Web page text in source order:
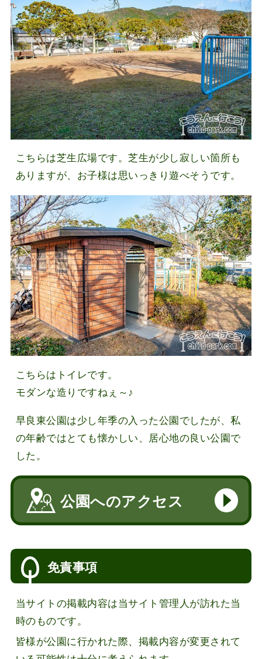
こちらは芝生広場です。芝生が少し寂しい箇所も
ありますが、お子様は思いっきり遊べそうです。
こちらはトイレです。
モダンな造りですねぇ～♪
早良東公園は少し年季の入った公園でしたが、私
の年齢ではとても懐かしい、居心地の良い公園で
した。
公園へのアクセス
免責事項
当サイトの掲載内容は当サイト管理人が訪れた当
時のものです。
皆様が公園に行かれた際、掲載内容が変更されて